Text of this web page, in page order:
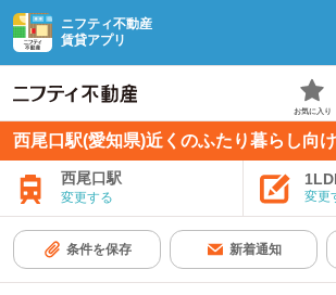
ニフティ不動産
賃貸アプリ
お気に入り
西尾口駅(愛知県)近くのふたり暮らし向
西尾口駅
変更する 変更
条件を保存 新着通知